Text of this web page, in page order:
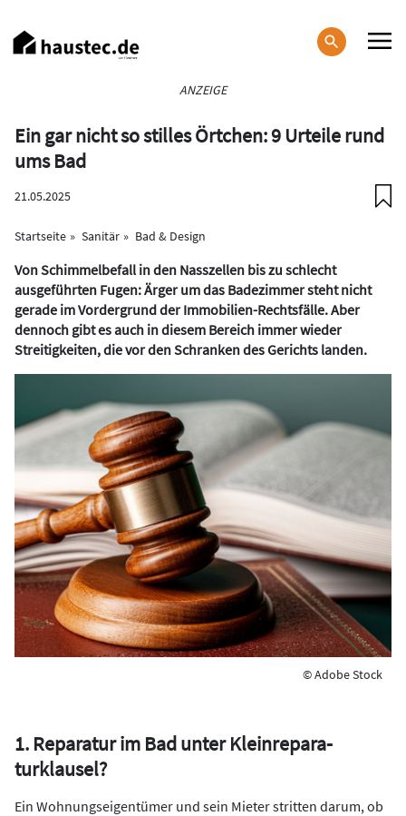
zum
Inhalt
ANZEIGE
Ein gar nicht so stilles Örtchen: 9 Urteile rund
ums Bad
21.05.2025
Startseite Sanitär Bad & Design
Von Schimmelbefall in den Nasszellen bis zu schlecht
ausgeführten Fugen: Ärger um das Badezimmer steht nicht
gerade im Vordergrund der Immobilien-Rechtsfälle. Aber
dennoch gibt es auch in diesem Bereich immer wieder
Streitigkeiten, die vor den Schranken des Gerichts landen.
© Adobe Stock
1. Reparatur im Bad unter Kleinrepara­
turklausel?
Ein Wohnungseigentümer und sein Mieter stritten darum, ob